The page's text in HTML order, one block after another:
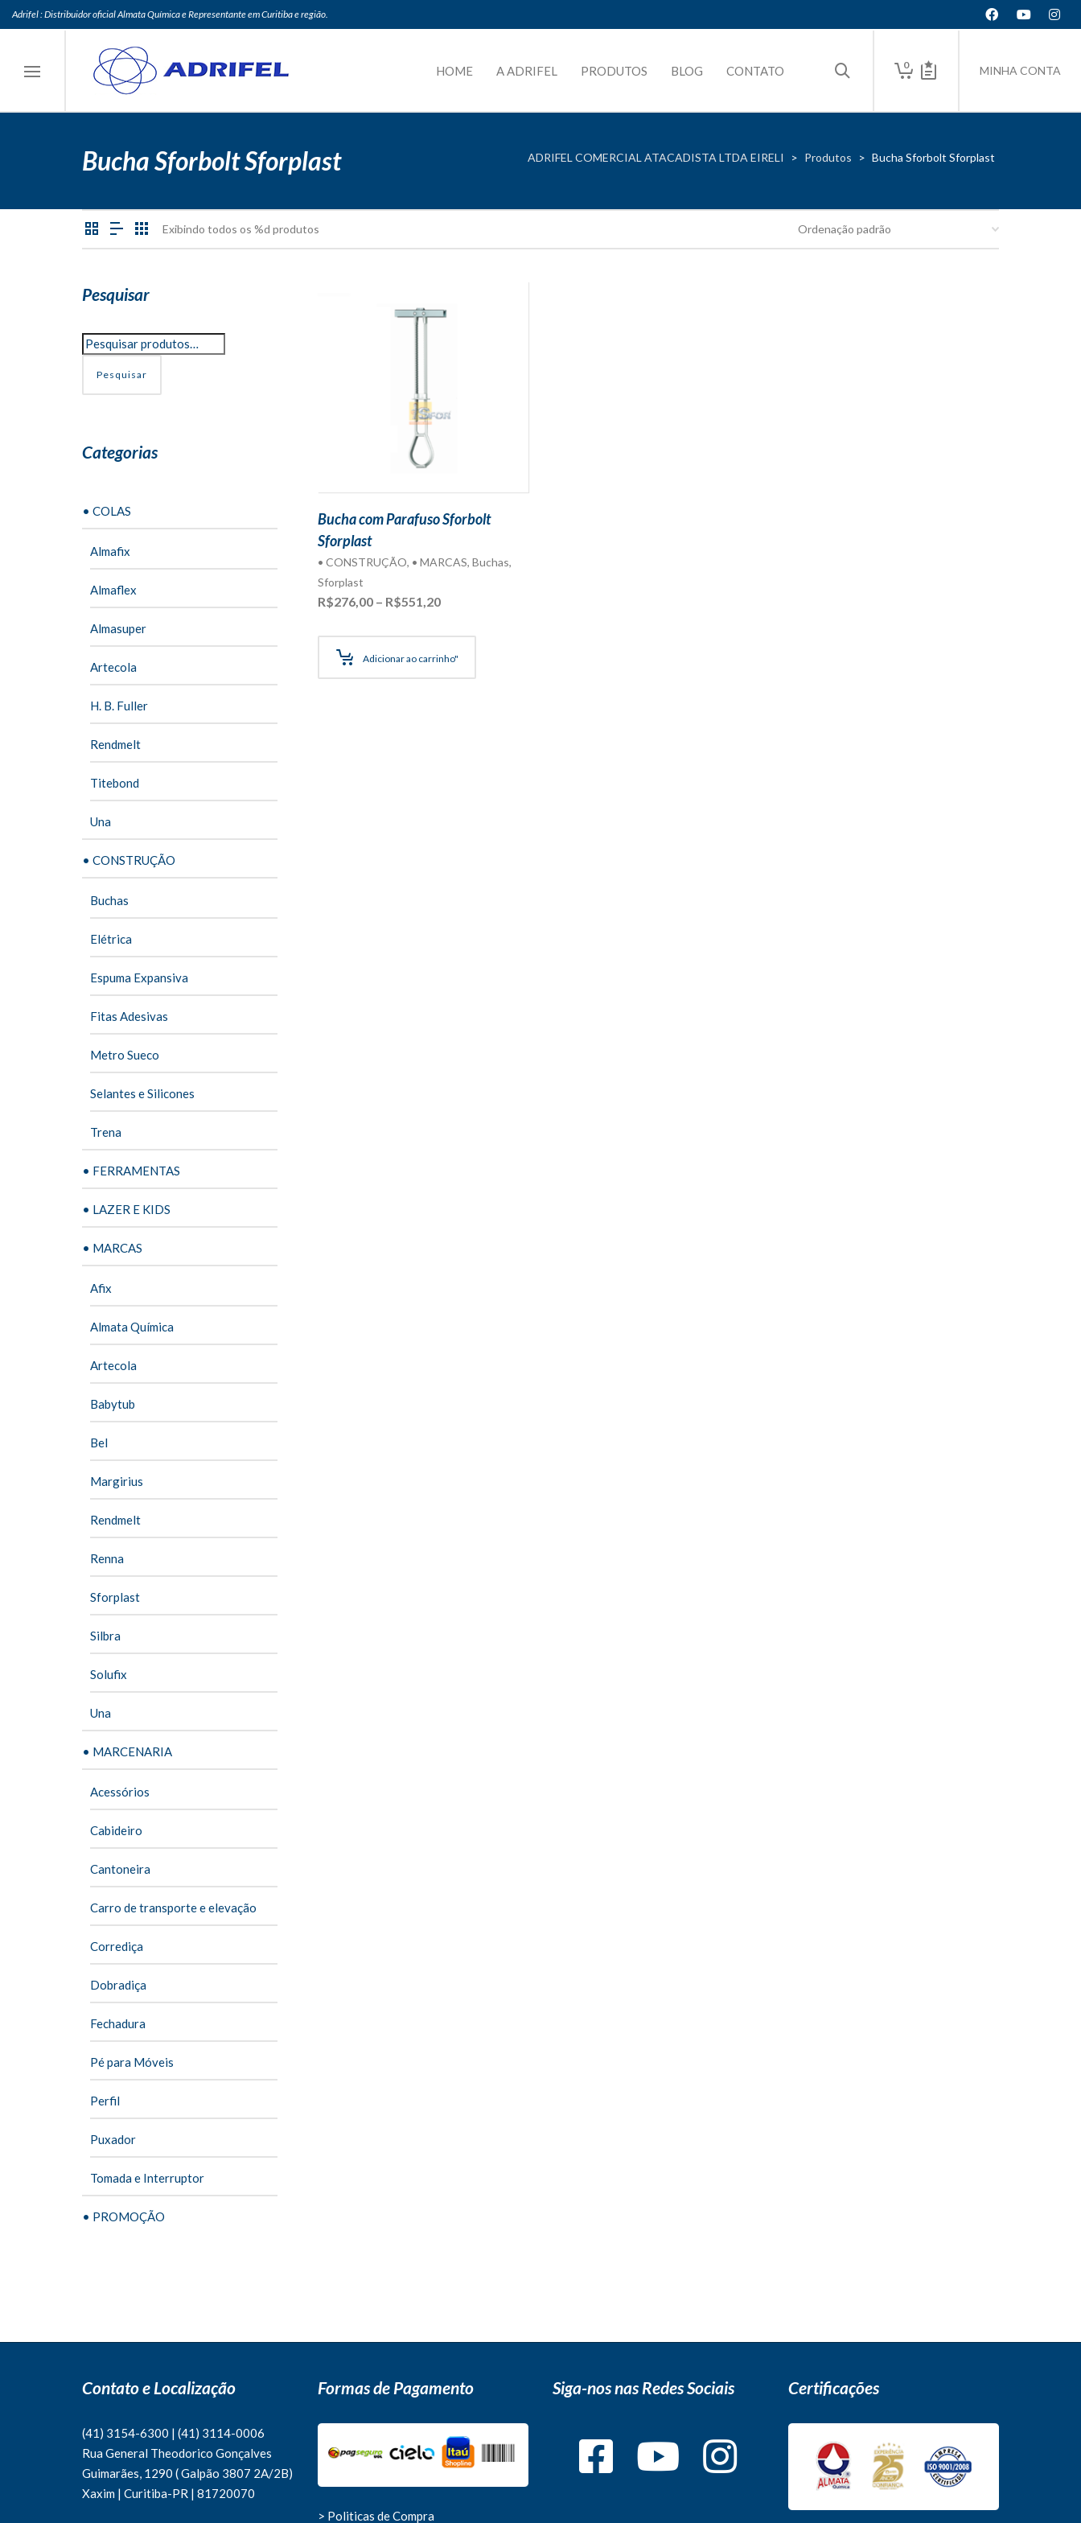
Adrifel : Distribuidor oficial Almata Química e Representante em Curitiba e região.
0 MINHA CONTA
HOME A ADRIFEL PRODUTOS BLOG CONTATO
Bucha Sforbolt Sforplast ADRIFEL COMERCIAL ATACADISTA LTDA EIRELI > Produtos > Bucha Sforbolt Sforplast
Exibindo todos os %d produtos
Bucha com Parafuso Sforbolt
Sforplast
• CONSTRUÇÃO, • MARCAS, Buchas,
Sforplast
R$276,00 – R$551,20Faixa
preço:
através
R$551,20
Adicionar ao carrinho"
Pesquisar
Pesquisar
Categorias
• COLAS
Almafix
Almaflex
Almasuper
Artecola
H. B. Fuller
Rendmelt
Titebond
Una
• CONSTRUÇÃO
Buchas
Elétrica
Espuma Expansiva
Fitas Adesivas
Metro Sueco
Selantes e Silicones
Trena
• FERRAMENTAS
• LAZER E KIDS
• MARCAS
Afix
Almata Química
Artecola
Babytub
Bel
Margirius
Rendmelt
Renna
Sforplast
Silbra
Solufix
Una
• MARCENARIA
Acessórios
Cabideiro
Cantoneira
Carro de transporte e elevação
Corrediça
Dobradiça
Fechadura
Pé para Móveis
Perfil
Puxador
Tomada e Interruptor
• PROMOÇÃO
Contato e Localização
(41) 3154-6300 | (41) 3114-0006
Rua General Theodorico Gonçalves
Guimarães, 1290 ( Galpão 3807 2A/2B)
Xaxim | Curitiba-PR | 81720070
Formas de Pagamento
> Politicas de Compra
Siga-nos nas Redes Sociais Certificações